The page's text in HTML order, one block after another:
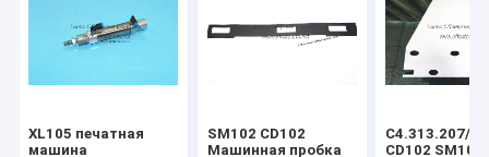
XL105 печатная
машина
SM102 CD102
Машинная пробка
С4.313.207/06
CD102 SM102